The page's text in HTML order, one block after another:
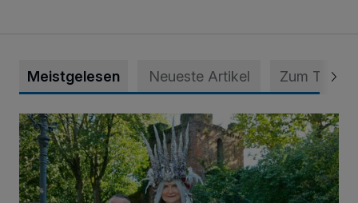
Meistgelesen Neueste Artikel Zum Thema
Krähen-Fee-Fantasy-Convention am 1. und 2. August in